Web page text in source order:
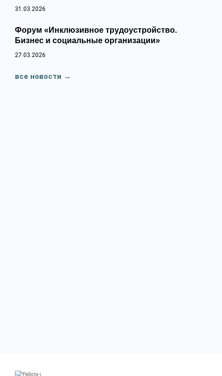
31.03.2026
Форум «Инклюзивное трудоустройство.
Бизнес и социальные организации»
27.03.2026
все новости →